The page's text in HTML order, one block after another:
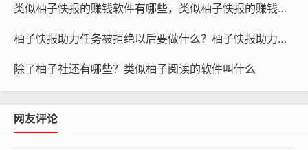
类似柚子快报的赚钱软件有哪些，类似柚子快报的赚钱软件是真的吗
柚子快报助力任务被拒绝以后要做什么？柚子快报助力的昵称是什么
除了柚子社还有哪些？类似柚子阅读的软件叫什么
网友评论